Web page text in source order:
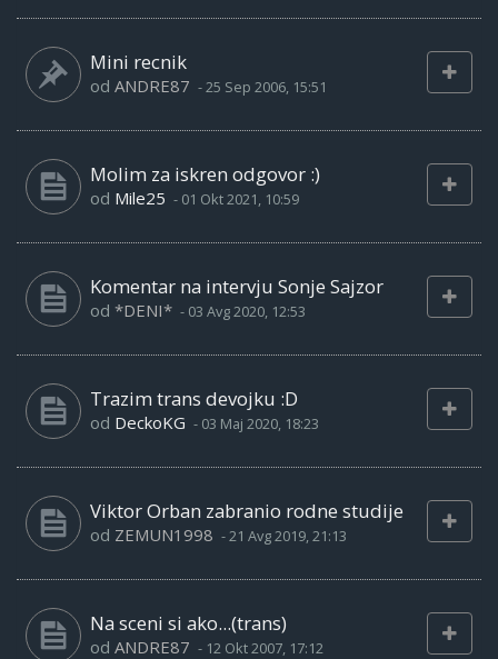
Mini recnik
od ANDRE87 -25 Sep 2006, 15:51
Molim za iskren odgovor :)
od Mile25 - 01 Okt 2021, 10:59
Komentar na intervju Sonje Sajzor
od *DENI* - 03 Avg 2020, 12:53
Trazim trans devojku :D
od DeckoKG - 03 Maj 2020, 18:23
Viktor Orban zabranio rodne studije
od ZEMUN1998 -21 Avg 2019, 21:13
Na sceni si ako...(trans)
od ANDRE87 - 12 Okt 2007, 17:12